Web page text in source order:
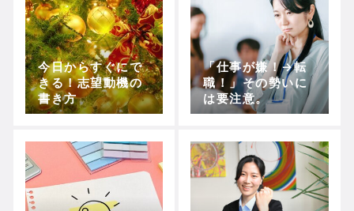
今日からすぐにで
きる！志望動機の
書き方
「仕事が嫌！→転
職！」その勢いに
は要注意。